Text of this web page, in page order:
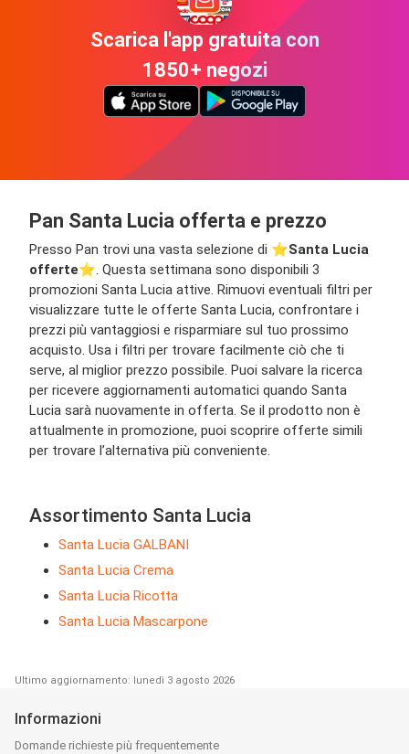
Scarica l'app gratuita con
1850+ negozi
Pan Santa Lucia offerta e prezzo
Presso Pan trovi una vasta selezione di ⭐️Santa Lucia
offerte⭐️. Questa settimana sono disponibili 3
promozioni Santa Lucia attive. Rimuovi eventuali filtri per
visualizzare tutte le offerte Santa Lucia, confrontare i
prezzi più vantaggiosi e risparmiare sul tuo prossimo
acquisto. Usa i filtri per trovare facilmente ciò che ti
serve, al miglior prezzo possibile. Puoi salvare la ricerca
per ricevere aggiornamenti automatici quando Santa
Lucia sarà nuovamente in offerta. Se il prodotto non è
attualmente in promozione, puoi scoprire offerte simili
per trovare l’alternativa più conveniente.
Assortimento Santa Lucia
Santa Lucia GALBANI
Santa Lucia Crema
Santa Lucia Ricotta
Santa Lucia Mascarpone
Ultimo aggiornamento: lunedì 3 agosto 2026
Informazioni
Domande richieste più frequentemente